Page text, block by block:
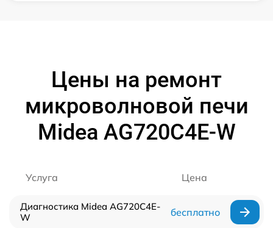
Цены на ремонт
микроволновой печи
Midea AG720C4E-W
Услуга Цена
Диагностика Midea AG720C4E-
W
бесплатно